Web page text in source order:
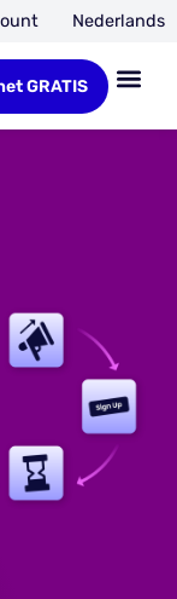
Nederlands
GRATIS